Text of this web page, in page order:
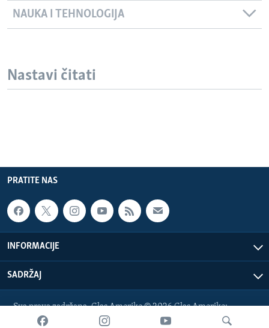
NAUKA I TEHNOLOGIJA
Nastavi čitati
PRATITE NAS
INFORMACIJE
SADRŽAJ
Sva prava zadržana. Glas Amerike © 2026 Glas Amerike:
bosnian-service@voanews.com